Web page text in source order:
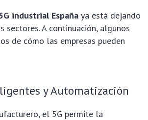
industrial España ya está dejando
sectores. A continuación, algunos
de cómo las empresas pueden
y Automatización
el 5G permite la